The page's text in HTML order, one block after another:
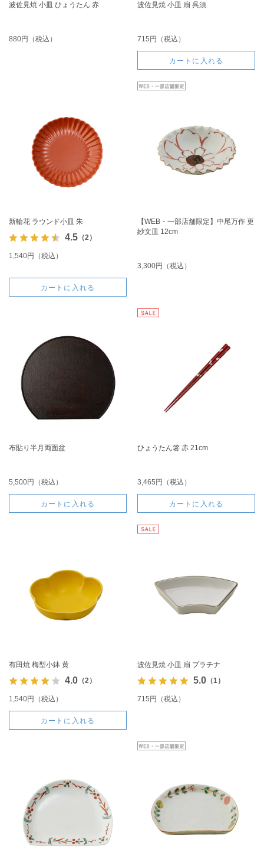
波佐見焼 小皿 ひょうたん 赤
880円（税込）
波佐見焼 小皿 扇 呉須
715円（税込）
カートに入れる
新輪花 ラウンド小皿 朱
4.5（2）
1,540円（税込）
カートに入れる
【WEB・一部店舗限定】中尾万作 更
紗文皿 12cm
3,300円（税込）
布貼り半月両面盆
5,500円（税込）
カートに入れる
ひょうたん箸 赤 21cm
3,465円（税込）
カートに入れる
有田焼 梅型小鉢 黄
4.0（2）
1,540円（税込）
カートに入れる
波佐見焼 小皿 扇 プラチナ
5.0（1）
715円（税込）